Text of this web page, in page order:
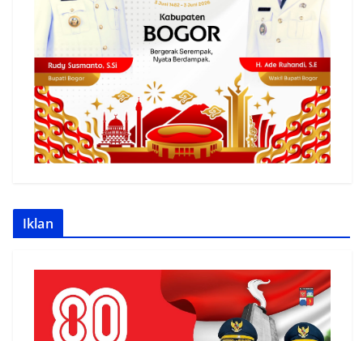
Iklan